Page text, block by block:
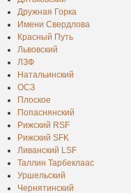
Дружная Горка
Имени Свердлова
Красный Путь
Львовский
ЛЗФ
Натальинский
ОСЗ
Плоское
Попаснянский
Рижский RSF
Рижский SFK
Ливанский LSF
Таллин Тарбеклаас
Уршельский
Чернятинский